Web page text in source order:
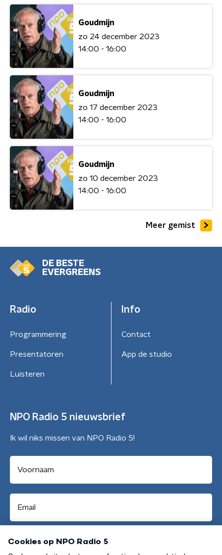
Goudmijn
zo 24 december 2023
14:00 - 16:00
Goudmijn
zo 17 december 2023
14:00 - 16:00
Goudmijn
zo 10 december 2023
14:00 - 16:00
Meer gemist
DE BESTE
EVERGREENS
Radio
Programmering
Presentatoren
Luisteren
Info
Contact
App de studio
NPO Radio 5 nieuwsbrief
Ik wil niks missen van NPO Radio 5!
Aanmelden